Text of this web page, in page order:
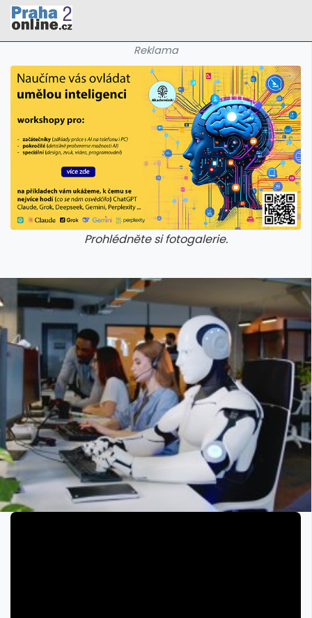
Reklama
Prohlédněte si fotogalerie.